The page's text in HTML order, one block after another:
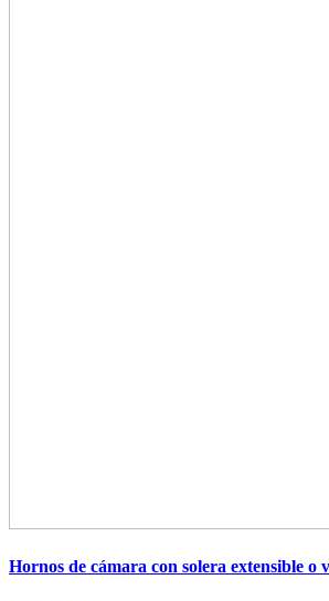
Hornos de cámara con solera extensible o